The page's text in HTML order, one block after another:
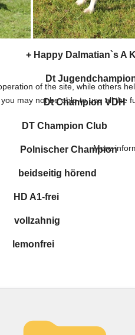
Happy Dalmatian`s A
Dt
Dt Champion VDH
Club
Champion
hörend
frei
of the site, while others
may not be able to use all the
More